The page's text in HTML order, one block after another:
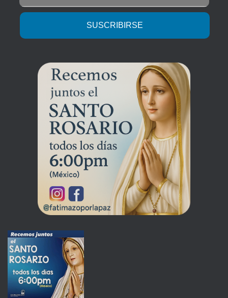
SUSCRIBIRSE